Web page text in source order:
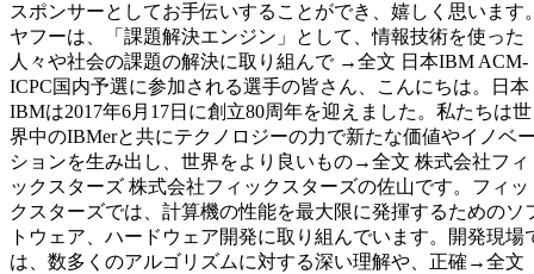
スポンサーとしてお手伝いすることができ、嬉しく思います
ヤフーは、「課題解決エンジン」として、情報技術を使った
人々や社会の課題の解決に取り組んで →全文 日本IBM ACM-
ICPC国内予選に参加される選手の皆さん、こんにちは。日本
IBMは2017年6月17日に創立80周年を迎えました。私たちは世
界中のIBMerと共にテクノロジーの力で新たな価値やイノベ
ションを生み出し、世界をより良いもの→全文 株式会社フィ
ックスターズ 株式会社フィックスターズの佐山です。フィッ
クスターズでは、計算機の性能を最大限に発揮するためのソ
トウェア、ハードウェア開発に取り組んでいます。開発現場
は、数多くのアルゴリズムに対する深い理解や、正確→全文